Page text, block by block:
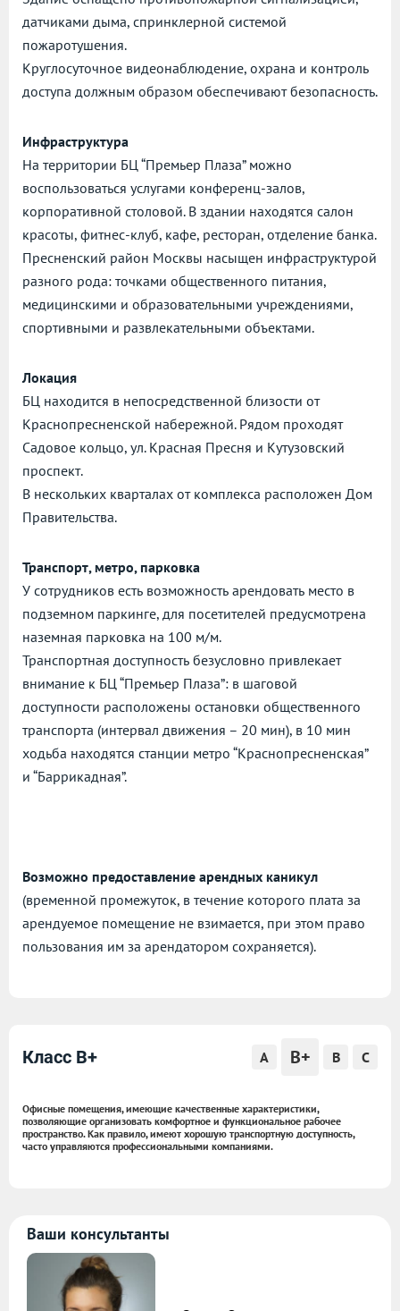
датчиками дыма, спринклерной системой
пожаротушения.
Круглосуточное видеонаблюдение, охрана и контроль
доступа должным образом обеспечивают безопасность.
Инфраструктура
На территории БЦ “Премьер Плаза” можно
воспользоваться услугами конференц-залов,
корпоративной столовой. В здании находятся салон
красоты, фитнес-клуб, кафе, ресторан, отделение банка.
Пресненский район Москвы насыщен инфраструктурой
разного рода: точками общественного питания,
медицинскими и образовательными учреждениями,
спортивными и развлекательными объектами.
Локация
БЦ находится в непосредственной близости от
Краснопресненской набережной. Рядом проходят
Садовое кольцо, ул. Красная Пресня и Кутузовский
проспект.
В нескольких кварталах от комплекса расположен Дом
Правительства.
Транспорт, метро, парковка
У сотрудников есть возможность арендовать место в
подземном паркинге, для посетителей предусмотрена
наземная парковка на 100 м/м.
Транспортная доступность безусловно привлекает
внимание к БЦ “Премьер Плаза”: в шаговой
доступности расположены остановки общественного
транспорта (интервал движения – 20 мин), в 10 мин
ходьба находятся станции метро “Краснопресненская”
и “Баррикадная”.
Возможно предоставление арендных каникул
(временной промежуток, в течение которого плата за
арендуемое помещение не взимается, при этом право
пользования им за арендатором сохраняется).
Класс B+ A B+ B C
Офисные помещения, имеющие качественные характеристики,
позволяющие организовать комфортное и функциональное рабочее
пространство. Как правило, имеют хорошую транспортную доступность,
часто управляются профессиональными компаниями.
Ваши консультанты